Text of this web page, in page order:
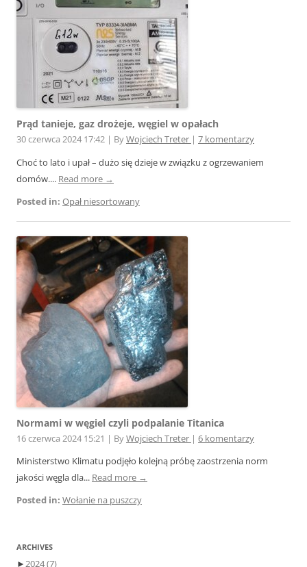
Prąd tanieje, gaz drożeje, węgiel w opałach
30 czerwca 2024 17:42 | ByWojciech Treter | 7 komentarzy
Choć to lato i upał – dużo się dzieje w związku z ogrzewaniem
domów.... Read more →
Posted in: Opał niesortowany
Normami w węgiel czyli podpalanie Titanica
16 czerwca 2024 15:21 | ByWojciech Treter | 6 komentarzy
Ministerstwo Klimatu podjęło kolejną próbę zaostrzenia norm
jakości węgla dla... Read more →
Posted in: Wołanie na puszczy
ARCHIVES
►2024(7)